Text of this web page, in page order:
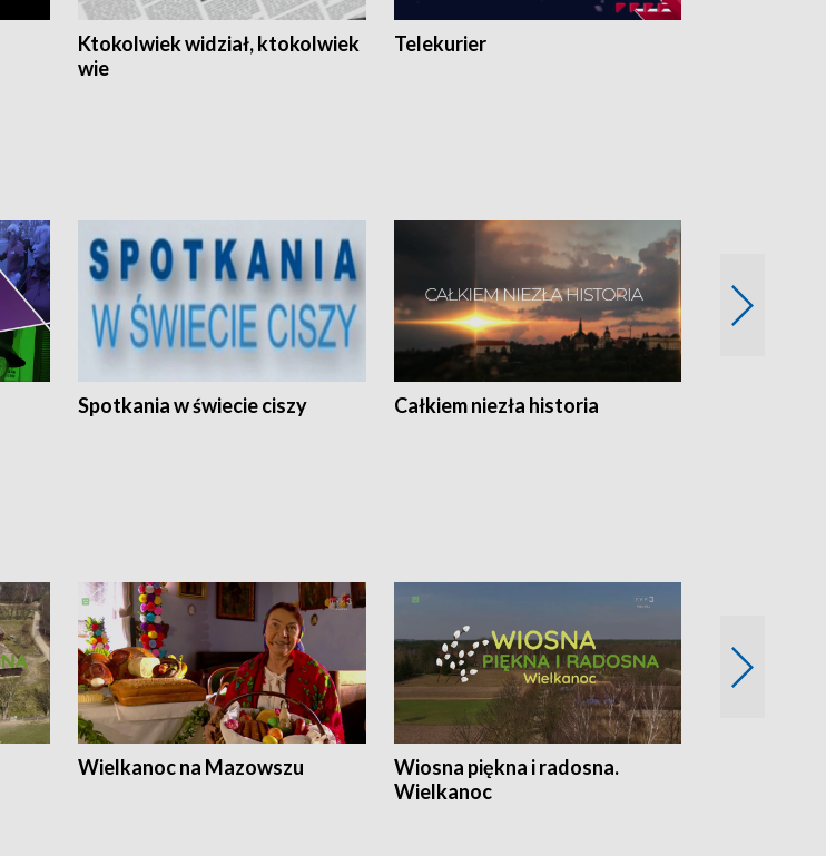
Ktokolwiek widział, ktokolwiek
wie
Telekurier
Spotkania w świecie ciszy Całkiem niezła historia
Wielkanoc na Mazowszu
Wiosna piękna i radosna.
Wielkanoc